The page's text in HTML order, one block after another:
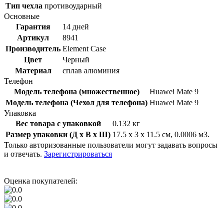
Тип чехла противоударный
Основные
Гарантия
14 дней
Артикул
8941
Производитель Element Case
Цвет
Черный
Материал
сплав алюминия
Телефон
Модель телефона (множественное)
Huawei Mate 9
Модель телефона (Чехол для телефона) Huawei Mate 9
Упаковка
Вес товара с упаковкой
0.132 кг
Размер упаковки (Д x В x Ш) 17.5 x 3 x 11.5 см, 0.0006 м3.
Только авторизованные пользователи могут задавать вопросы
и отвечать. Зарегистрироваться
Оценка покупателей: